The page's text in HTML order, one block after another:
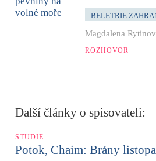
BELETRIE
Magdalena
ROZHOVOR
Další články o spisovateli:
STUDIE
Potok, Chaim: Brány